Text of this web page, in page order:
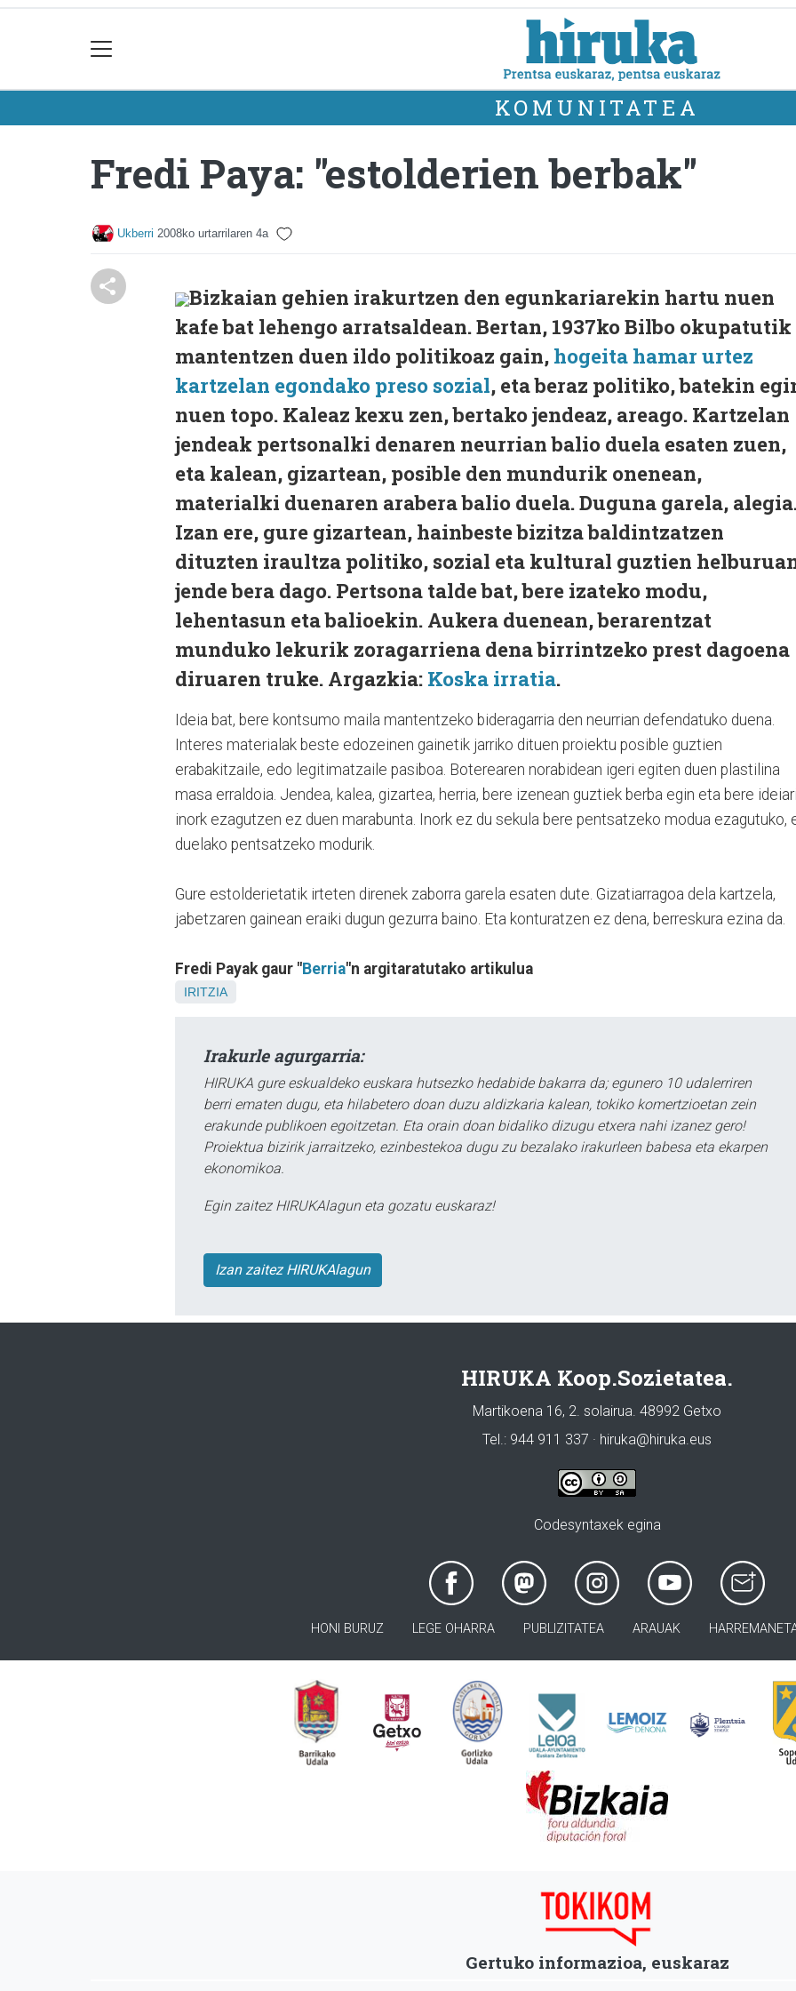
KOMUNITATEA
Fredi Paya: "estolderien berbak"
Ukberri 2008ko urtarrilaren 4a
Bizkaian gehien irakurtzen den egunkariarekin hartu nuen
kafe bat lehengo arratsaldean. Bertan, 1937ko Bilbo okupatutik
mantentzen duen ildo politikoaz gain, hogeita hamar urtez
kartzelan egondako preso sozial, eta beraz politiko, batekin
nuen topo. Kaleaz kexu zen, bertako jendeaz, areago. Kartzelan
jendeak pertsonalki denaren neurrian balio duela esaten zuen,
eta kalean, gizartean, posible den mundurik onenean,
materialki duenaren arabera balio duela. Duguna garela,
Izan ere, gure gizartean, hainbeste bizitza baldintzatzen
dituzten iraultza politiko, sozial eta kultural guztien
jende bera dago. Pertsona talde bat, bere izateko modu,
lehentasun eta balioekin. Aukera duenean, berarentzat
munduko lekurik zoragarriena dena birrintzeko prest dagoena
diruaren truke. Argazkia: Koska irratia.
Ideia bat, bere kontsumo maila mantentzeko bideragarria den neurrian defendatuko duena.
Interes materialak beste edozeinen gainetik jarriko dituen proiektu posible guztien
erabakitzaile, edo legitimatzaile pasiboa. Boterearen norabidean igeri egiten duen plastilina
masa erraldoia. Jendea, kalea, gizartea, herria, bere izenean guztiek berba egin eta bere
inork ezagutzen ez duen marabunta. Inork ez du sekula bere pentsatzeko modua ezagutuko,
duelako pentsatzeko modurik.
Gure estolderietatik irteten direnek zaborra garela esaten dute. Gizatiarragoa dela kartzela,
jabetzaren gainean eraiki dugun gezurra baino. Eta konturatzen ez dena, berreskura ezina da.
Fredi Payak gaur "Berria"n argitaratutako artikulua
IRITZIA
Irakurle agurgarria:
HIRUKA gure eskualdeko euskara hutsezko hedabide bakarra da; egunero 10 udalerriren
berri ematen dugu, eta hilabetero doan duzu aldizkaria kalean, tokiko komertzioetan zein
erakunde publikoen egoitzetan. Eta orain doan bidaliko dizugu etxera nahi izanez gero!
Proiektua bizirik jarraitzeko, ezinbestekoa dugu zu bezalako irakurleen babesa eta ekarpen
ekonomikoa.
Egin zaitez HIRUKAlagun eta gozatu euskaraz!
Izan zaitez HIRUKAlagun
HIRUKA Koop.Sozietatea.
Martikoena 16, 2. solairua. 48992 Getxo
Tel.: 944 911 337 · hiruka@hiruka.eus
Codesyntaxek egina
HONI BURUZ LEGE OHARRA PUBLIZITATEA ARAUAK
Gertuko informazioa, euskaraz